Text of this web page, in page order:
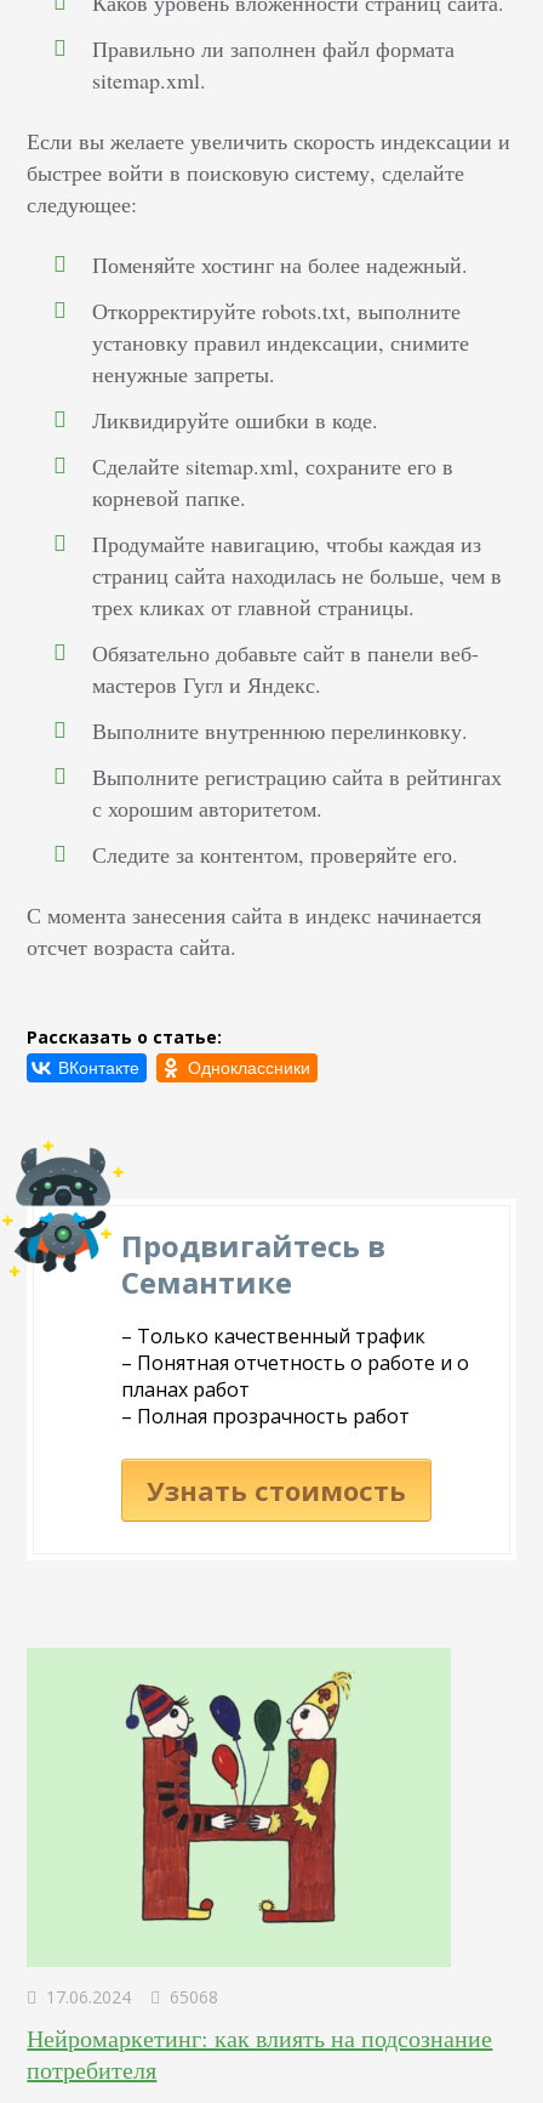
Правильно ли заполнен файл формата
sitemap.xml.
Если вы желаете увеличить скорость индексации и
быстрее войти в поисковую систему, сделайте
следующее:
Поменяйте хостинг на более надежный.
Откорректируйте robots.txt, выполните
установку правил индексации, снимите
ненужные запреты.
Ликвидируйте ошибки в коде.
Сделайте sitemap.xml, сохраните его в
корневой папке.
Продумайте навигацию, чтобы каждая из
страниц сайта находилась не больше, чем в
трех кликах от главной страницы.
Обязательно добавьте сайт в панели веб-
мастеров Гугл и Яндекс.
Выполните внутреннюю перелинковку.
Выполните регистрацию сайта в рейтингах
с хорошим авторитетом.
Следите за контентом, проверяйте его.
С момента занесения сайта в индекс начинается
отсчет возраста сайта.
Рассказать о статье:
Продвигайтесь в
Семантике
– Только качественный трафик
– Понятная отчетность о работе и о
планах работ
– Полная прозрачность работ
Узнать стоимость
17.06.2024 65068
Нейромаркетинг: как влиять на подсознание
потребителя